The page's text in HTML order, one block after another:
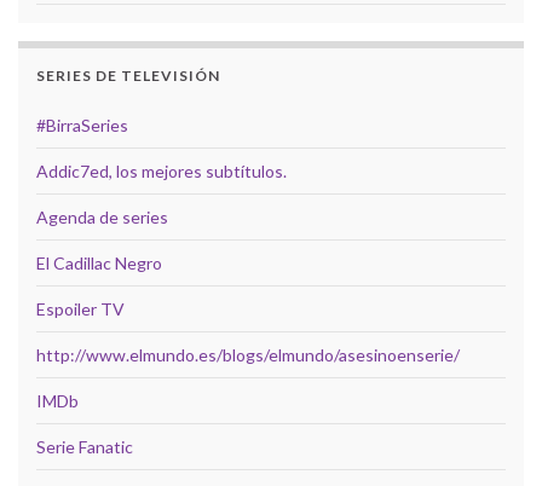
SERIES DE TELEVISIÓN
#BirraSeries
Addic7ed, los mejores subtítulos.
Agenda de series
El Cadillac Negro
Espoiler TV
http://www.elmundo.es/blogs/elmundo/asesinoenserie/
IMDb
Serie Fanatic